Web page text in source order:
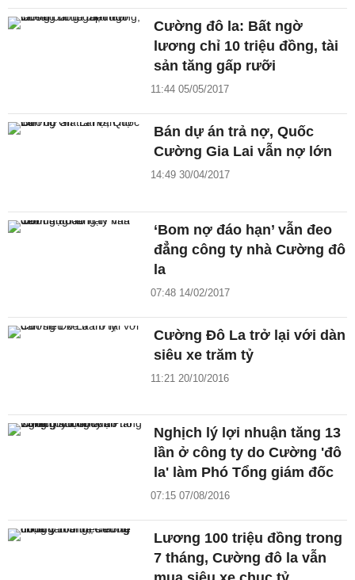
Cường đô la: Bất ngờ
lương chỉ 10 triệu đồng, tài
sản tăng gấp rưỡi
11:44 05/05/2017
Bán dự án trả nợ, Quốc
Cường Gia Lai vẫn nợ lớn
14:49 30/04/2017
‘Bom nợ đáo hạn’ vẫn đeo
đẳng công ty nhà Cường đô
la
07:48 14/02/2017
Cường Đô La trở lại với dàn
siêu xe trăm tỷ
11:21 20/10/2016
Nghịch lý lợi nhuận tăng 13
lần ở công ty do Cường 'đô
la' làm Phó Tổng giám đốc
07:15 07/08/2016
Lương 100 triệu đồng trong
7 tháng, Cường đô la vẫn